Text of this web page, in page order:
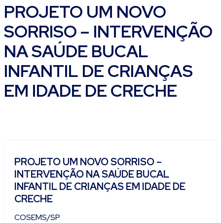
PROJETO UM NOVO
SORRISO – INTERVENÇÃO
NA SAÚDE BUCAL
INFANTIL DE CRIANÇAS
EM IDADE DE CRECHE
PROJETO UM NOVO SORRISO –
INTERVENÇÃO NA SAÚDE BUCAL
INFANTIL DE CRIANÇAS EM IDADE DE
CRECHE
COSEMS/SP